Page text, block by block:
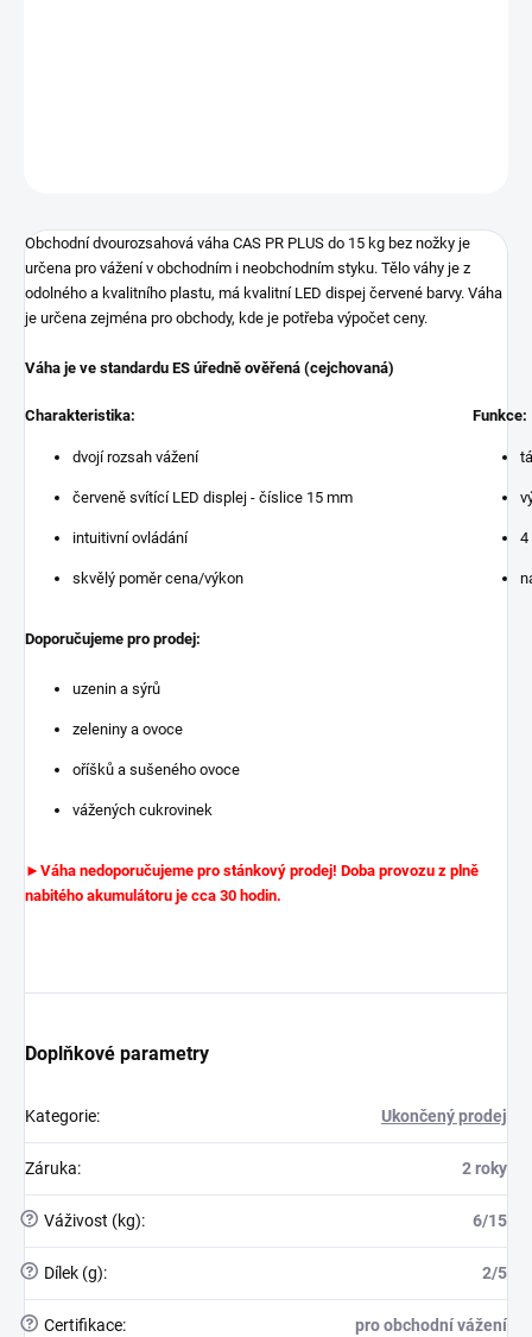
Obchodní dvourozsahová váha CAS PR PLUS do 15 kg bez nožky je
určena pro vážení v obchodním i neobchodním styku. Tělo váhy je z
odolného a kvalitního plastu, má kvalitní LED dispej červené barvy. Váha
je určena zejména pro obchody, kde je potřeba výpočet ceny.
Váha je ve standardu ES úředně ověřená (cejchovaná)
Charakteristika:
dvojí rozsah vážení
červeně svítící LED displej - číslice 15 mm
intuitivní ovládání
skvělý poměr cena/výkon
Funkce:
4
Doporučujeme pro prodej:
uzenin a sýrů
zeleniny a ovoce
oříšků a sušeného ovoce
vážených cukrovinek
►Váha nedoporučujeme pro stánkový prodej! Doba provozu z plně
nabitého akumulátoru je cca 30 hodin.
Doplňkové parametry
Kategorie: Ukončený prodej
Záruka: 2 roky
? Váživost (kg): 6/15
? Dílek (g): 2/5
? Certifikace: pro obchodní vážení